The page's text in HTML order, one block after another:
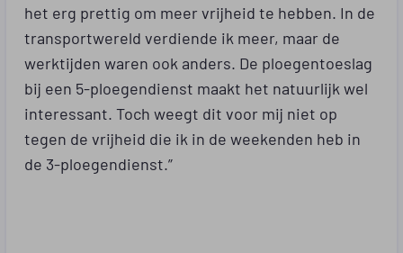
het erg prettig om meer vrijheid te hebben. In de
transportwereld verdiende ik meer, maar de
werktijden waren ook anders. De ploegentoeslag
bij een 5-ploegendienst maakt het natuurlijk wel
interessant. Toch weegt dit voor mij niet op
tegen de vrijheid die ik in de weekenden heb in
de 3-ploegendienst.”